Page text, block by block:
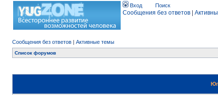
Вход Поиск
Сообщения без ответов
Сообщения без ответов | Активные темы
Список форумов